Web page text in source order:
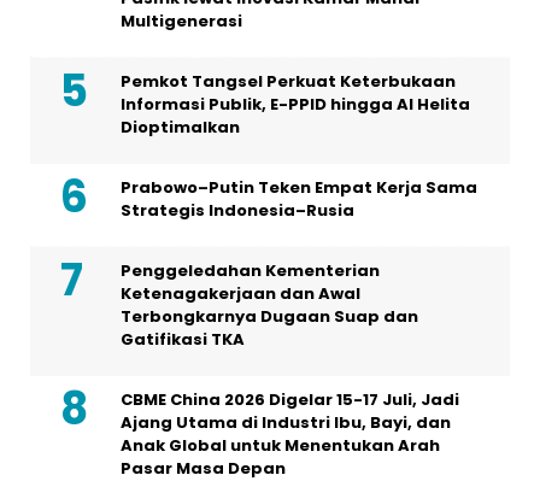
Multigenerasi
Pemkot Tangsel Perkuat Keterbukaan
Informasi Publik, E-PPID hingga AI Helita
Dioptimalkan
Prabowo–Putin Teken Empat Kerja Sama
Strategis Indonesia–Rusia
Penggeledahan Kementerian
Ketenagakerjaan dan Awal
Terbongkarnya Dugaan Suap dan
Gatifikasi TKA
CBME China 2026 Digelar 15-17 Juli, Jadi
Ajang Utama di Industri Ibu, Bayi, dan
Anak Global untuk Menentukan Arah
Pasar Masa Depan